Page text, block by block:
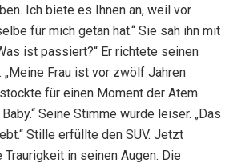
Ich biete es Ihnen an, weil vor
für mich getan hat.“ Sie sah ihn mit
ist passiert?“ Er richtete seinen
„Meine Frau ist vor zwölf Jahren
für einen Moment der Atem.
Seine Stimme wurde leiser. „Das
Stille erfüllte den SUV. Jetzt
in seinen Augen. Die